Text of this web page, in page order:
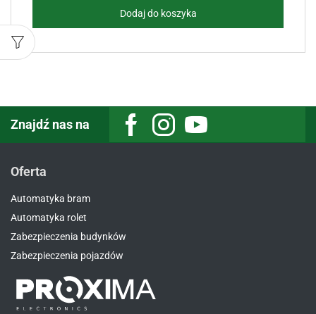
Dodaj do koszyka
Znajdź nas na FacebookInstagramYoutube
Oferta
Automatyka bram
Automatyka rolet
Zabezpieczenia budynków
Zabezpieczenia pojazdów